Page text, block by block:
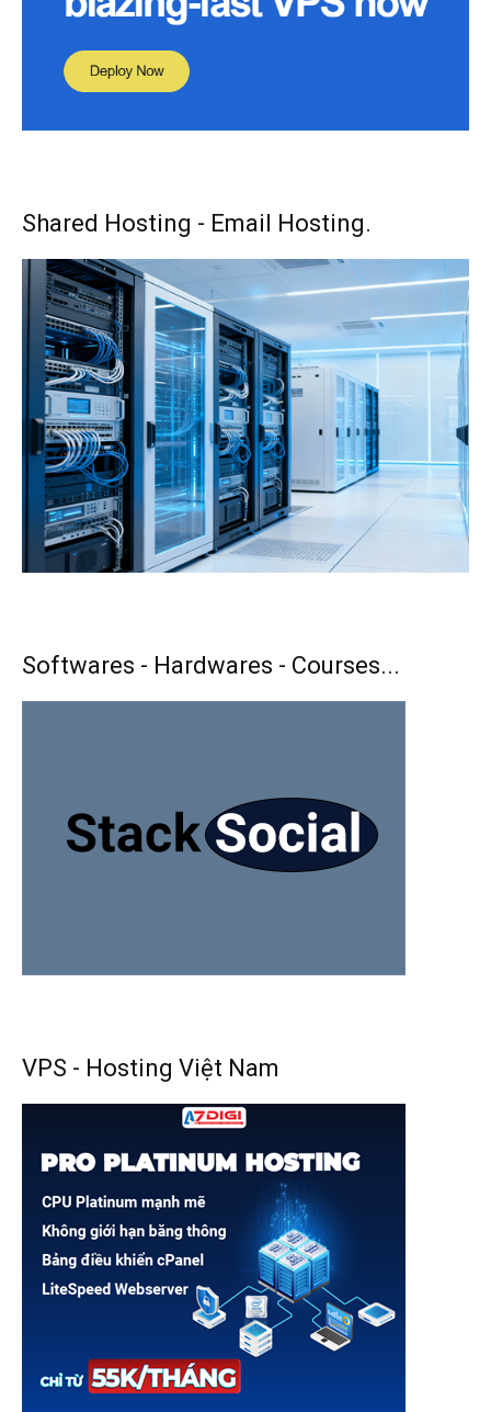
Shared Hosting - Email Hosting.
Softwares - Hardwares - Courses...
VPS - Hosting Việt Nam